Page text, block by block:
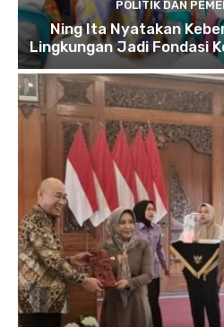
POLITIK DAN
Ning Ita Nyatakan
Lingkungan Jadi Fondasi